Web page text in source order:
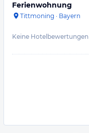
Ferienwohnung
Tittmoning · Bayern
Keine Hotelbewertungen